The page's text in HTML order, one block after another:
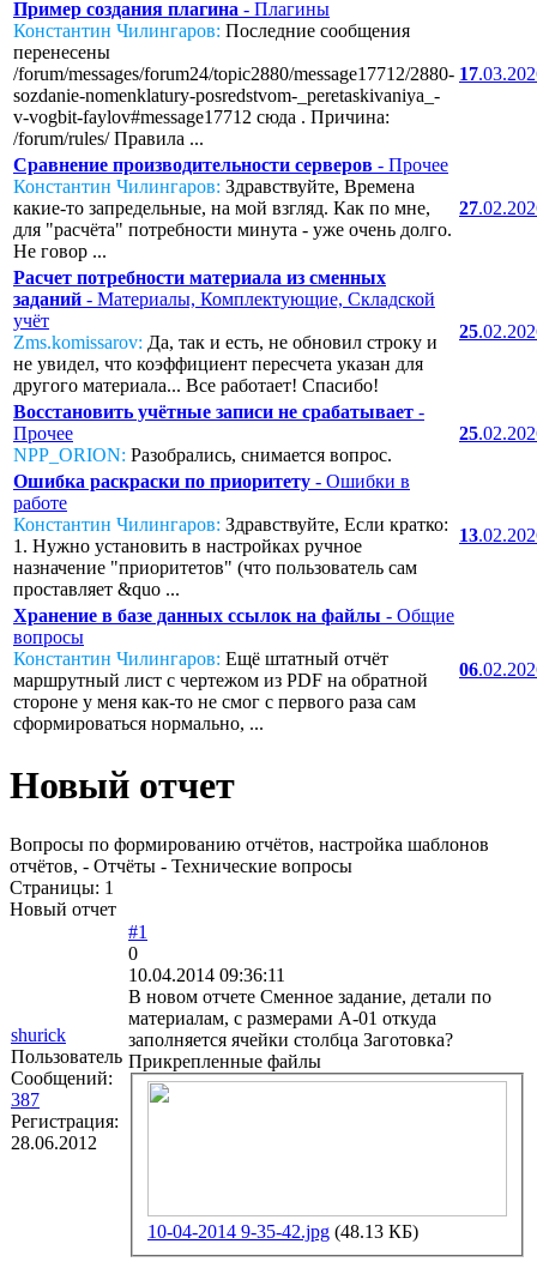
Пример создания плагина - Плагины
Константин Чилингаров: Последние сообщения
перенесены
/forum/messages/forum24/topic2880/message17712/2880-
sozdanie-nomenklatury-posredstvom-_peretaskivaniya_-
v-vogbit-faylov#message17712 сюда . Причина:
/forum/rules/ Правила ...
17
Сравнение производительности серверов - Прочее
Константин Чилингаров: Здравствуйте, Времена
какие-то запредельные, на мой взгляд. Как по мне,
для "расчёта" потребности минута - уже очень долго.
Не говор ...
27
Расчет потребности материала из сменных
заданий - Материалы, Комплектующие, Складской
учёт
Zms.komissarov: Да, так и есть, не обновил строку и
не увидел, что коэффициент пересчета указан для
другого материала... Все работает! Спасибо!
25
Восстановить учётные записи не срабатывает -
Прочее
NPP_ORION: Разобрались, снимается вопрос.
25
Ошибка раскраски по приоритету - Ошибки в
работе
Константин Чилингаров: Здравствуйте, Если кратко:
1. Нужно установить в настройках ручное
назначение "приоритетов" (что пользователь сам
проставляет &quo ...
13
Хранение в базе данных ссылок на файлы - Общие
вопросы
Константин Чилингаров: Ещё штатный отчёт
маршрутный лист с чертежом из PDF на обратной
стороне у меня как-то не смог с первого раза сам
сформироваться нормально, ...
06
Новый отчет
Вопросы по формированию отчётов, настройка шаблонов
отчётов, - Отчёты - Технические вопросы
Страницы: 1
Новый отчет
shurick
Пользователь
Сообщений:
387
Регистрация:
28.06.2012
#1
0
10.04.2014 09:36:11
В новом отчете Сменное задание, детали по
материалам, с размерами A-01 откуда
заполняется ячейки столбца Заготовка?
Прикрепленные файлы
10-04-2014 9-35-42.jpg (48.13 КБ)